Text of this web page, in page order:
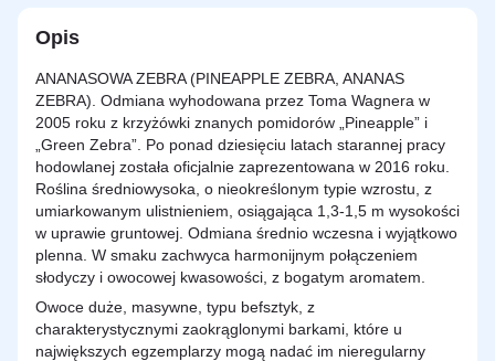
Opis
ANANASOWA ZEBRA (PINEAPPLE ZEBRA, ANANAS
ZEBRA). Odmiana wyhodowana przez Toma Wagnera w
2005 roku z krzyżówki znanych pomidorów „Pineapple” i
„Green Zebra”. Po ponad dziesięciu latach starannej pracy
hodowlanej została oficjalnie zaprezentowana w 2016 roku.
Roślina średniowysoka, o nieokreślonym typie wzrostu, z
umiarkowanym ulistnieniem, osiągająca 1,3-1,5 m wysokości
w uprawie gruntowej. Odmiana średnio wczesna i wyjątkowo
plenna. W smaku zachwyca harmonijnym połączeniem
słodyczy i owocowej kwasowości, z bogatym aromatem.
Owoce duże, masywne, typu befsztyk, z
charakterystycznymi zaokrąglonymi barkami, które u
największych egzemplarzy mogą nadać im nieregularny